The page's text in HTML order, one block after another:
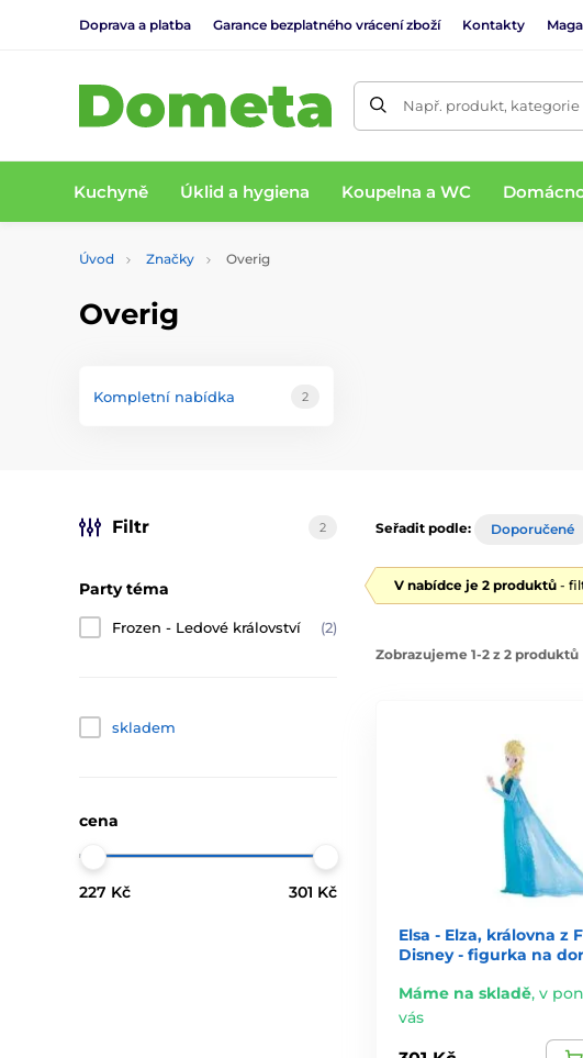
Doprava a platba Garance bezplatného vrácení zboží Kontakty
Např. produkt, kategorie
Kuchyně Úklid a hygiena Koupelna a WC
Úvod Značky Overig
Overig
Kompletní nabídka 2
Filtr 2
Party téma
Frozen - Ledové království (2)
skladem
cena
227 Kč 301 Kč
Seřadit podle: Doporučené
V nabídce je 2 produktů -
Zobrazujeme 1-2 z 2 produktů
Elsa - Elza, královna z
Disney - figurka na
Máme na skladě, v
vás